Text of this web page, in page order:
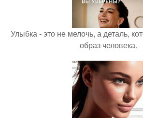
Улыбка - это не мелочь, а деталь,
образ человека.